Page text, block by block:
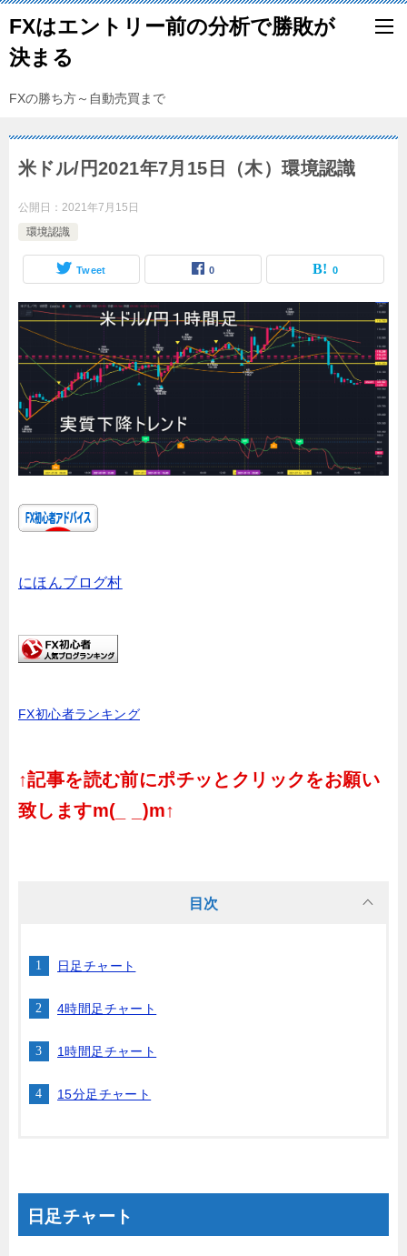
FXはエントリー前の分析で勝敗が
決まる
FXの勝ち方～自動売買まで
米ドル/円2021年7月15日（木）環境認識
公開日： 2021年7月15日
環境認識
Tweet 0 0
にほんブログ村
FX初心者ランキング
↑記事を読む前にポチッとクリックをお願い
致しますm(_ _)m↑
目次
日足チャート
4時間足チャート
1時間足チャート
15分足チャート
日足チャート